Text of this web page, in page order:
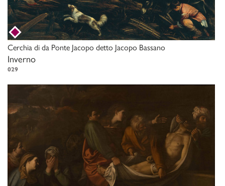
Cerchia di da Ponte Jacopo detto Jacopo Bassano
Inverno
029